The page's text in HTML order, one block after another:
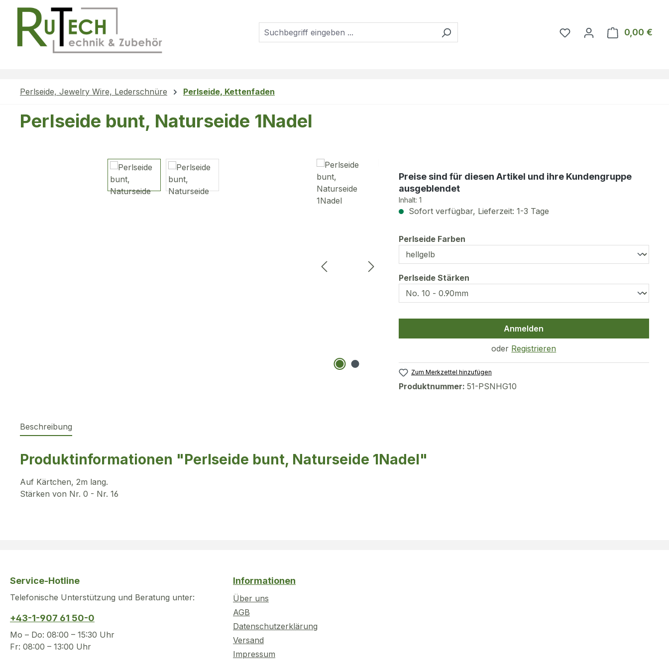
Hauptinhalt springen
Zur Suche springen
Zur Hauptnavigation springen
Du hast 0 Produkte auf
0,00 €
Perlseide, Jewelry Wire, Lederschnüre Perlseide, Kettenfaden
Perlseide bunt, Naturseide 1Nadel
Bildergalerie überspringen
Preise sind für diesen Artikel und ihre Kundengruppe
ausgeblendet
Inhalt: 1
Sofort verfügbar, Lieferzeit: 1-3 Tage
Perlseide Farbenauswählen
Perlseide Stärkenauswählen
Anmelden
oder Registrieren
Zum Merkzettel hinzufügen
Produktnummer: 51-PSNHG10
Beschreibung
Produktinformationen "Perlseide bunt, Naturseide 1Nadel"
Auf Kärtchen, 2m lang.
Stärken von Nr. 0 - Nr. 16
Service-Hotline
Telefonische Unterstützung und Beratung unter:
+43-1-907 61 50-0
Mo – Do: 08:00 – 15:30 Uhr
Fr: 08:00 – 13:00 Uhr
Informationen
Über uns
AGB
Datenschutzerklärung
Versand
Impressum